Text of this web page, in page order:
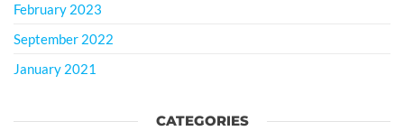
February 2023
September 2022
January 2021
CATEGORIES